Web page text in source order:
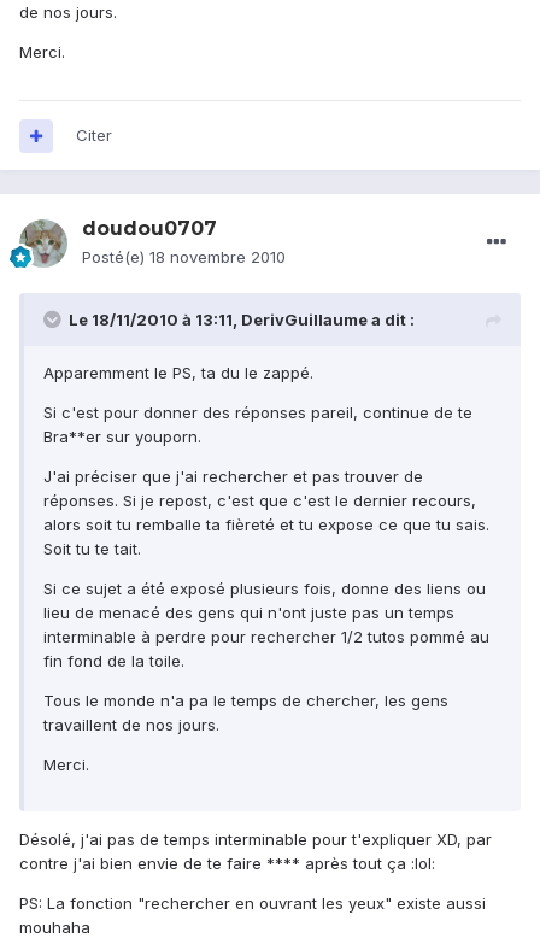
de nos jours.
Merci.
Citer
doudou0707
Posté(e) 18 novembre 2010
Le 18/11/2010 à 13:11, DerivGuillaume a dit :
Apparemment le PS, ta du le zappé.
Si c'est pour donner des réponses pareil, continue de te
Bra**er sur youporn.
J'ai préciser que j'ai rechercher et pas trouver de
réponses. Si je repost, c'est que c'est le dernier recours,
alors soit tu remballe ta fièreté et tu expose ce que tu sais.
Soit tu te tait.
Si ce sujet a été exposé plusieurs fois, donne des liens ou
lieu de menacé des gens qui n'ont juste pas un temps
interminable à perdre pour rechercher 1/2 tutos pommé au
fin fond de la toile.
Tous le monde n'a pa le temps de chercher, les gens
travaillent de nos jours.
Merci.
Désolé, j'ai pas de temps interminable pour t'expliquer XD, par
contre j'ai bien envie de te faire **** après tout ça :lol:
PS: La fonction "rechercher en ouvrant les yeux" existe aussi
mouhaha